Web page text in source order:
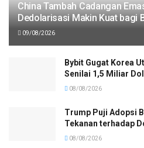
China Tambah Cadangan
Dedolarisasi Makin Kuat bagi
09/08/2026
Bybit Gugat Korea
Senilai 1,5 Miliar
08/08/2026
Trump Puji Adopsi
Tekanan terhadap
08/08/2026